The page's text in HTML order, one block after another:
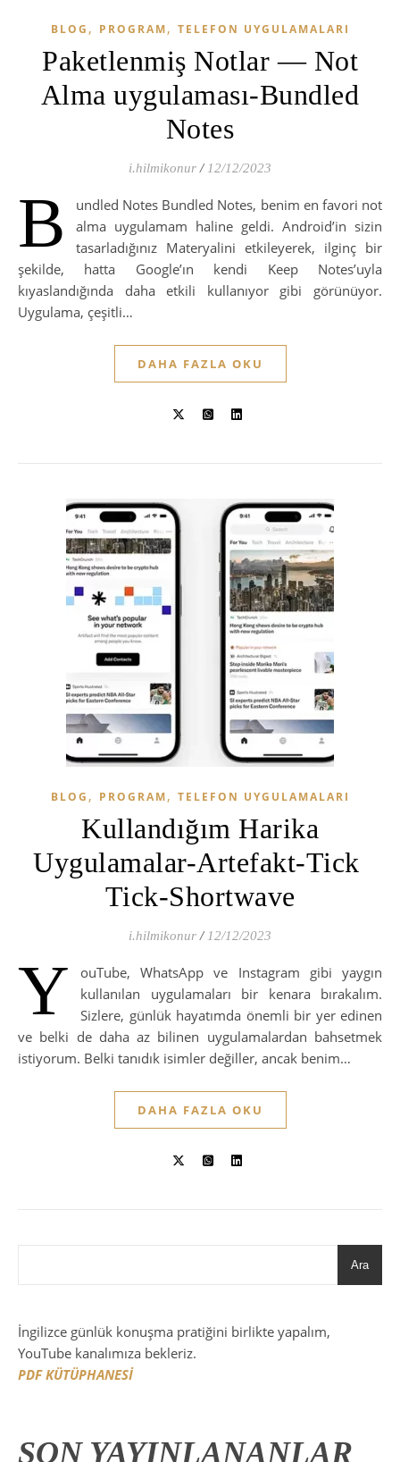
BLOG , PROGRAM, TELEFON UYGULAMALARI
Paketlenmiş Notlar — Not
Alma uygulaması-Bundled
Notes
i.hilmikonur / 12/12/2023
B
undled Notes Bundled Notes, benim en favori not
alma uygulamam haline geldi. Android’in sizin
tasarladığınız Materyalini etkileyerek, ilginç bir
şekilde, hatta Google’ın kendi Keep Notes’uyla
kıyaslandığında daha etkili kullanıyor gibi görünüyor.
Uygulama, çeşitli…
DAHA FAZLA OKU
BLOG , PROGRAM, TELEFON UYGULAMALARI
Kullandığım Harika
Uygulamalar-Artefakt-Tick ​​
Tick-Shortwave
i.hilmikonur / 12/12/2023
Y
ouTube, WhatsApp ve Instagram gibi yaygın
kullanılan uygulamaları bir kenara bırakalım.
Sizlere, günlük hayatımda önemli bir yer edinen
ve belki de daha az bilinen uygulamalardan bahsetmek
istiyorum. Belki tanıdık isimler değiller, ancak benim…
DAHA FAZLA OKU
Ara
İngilizce günlük konuşma pratiğini birlikte yapalım,
YouTube kanalımıza bekleriz.
PDF KÜTÜPHANESİ
SON YAYINLANANLAR